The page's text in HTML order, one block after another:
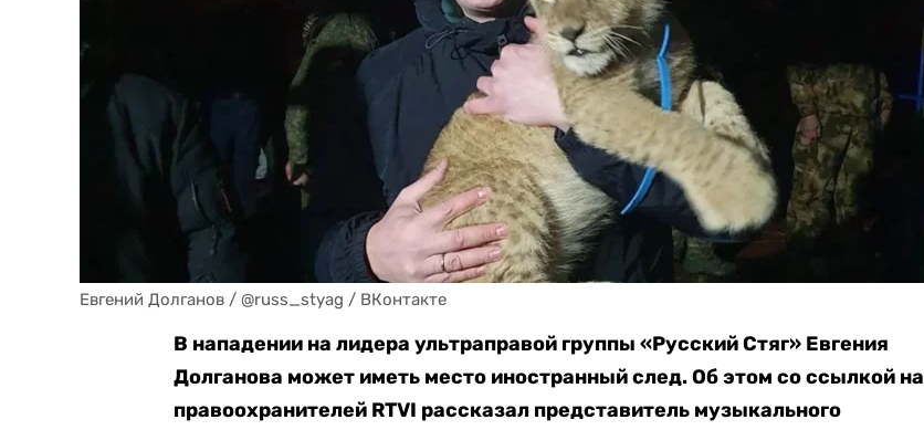
Евгений Долганов / @russ_styag / ВКонтакте
В нападении на лидера ультраправой группы «Русский Стяг» Евгения
Долганова может иметь место иностранный след. Об этом со ссылкой на
правоохранителей RTVI рассказал представитель музыкального